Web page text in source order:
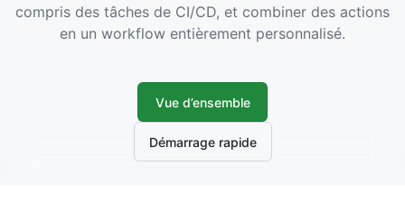
compris des tâches de CI/CD, et combiner des actions
en un workflow entièrement personnalisé.
Vue d’ensemble
Démarrage rapide